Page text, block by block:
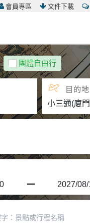
會員專區 文件下載
團體自由行
目的地